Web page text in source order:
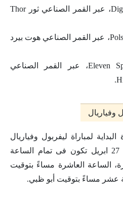
قناة: Digi Sport 1 HD Romania، عبر القمر الصناعي ثور Thor
قناة: Polsat Sport Premium 1 HD، عبر القمر الصناعي هوت بيرد
قناة: Eleven Sports 1 HD portugal، عبر القمر الصناعي
وفياريال
لمباراة ليفربول وفياريال
خلال اليوم الاربعاء الموافق 27 ابريل تكون فى تمام الساعة
الساعة العاشرة مساءً بتوقيت
عشر مساءً بتوقيت أبو ظبي.